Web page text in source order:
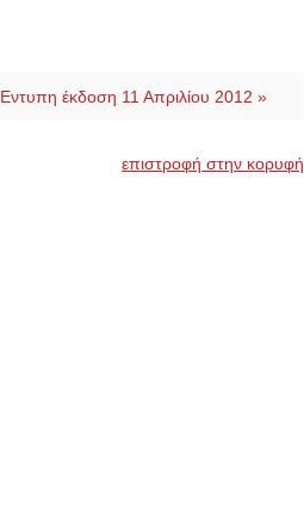
Εντυπη έκδοση 11 Απριλίου 2012 »
επιστροφή στην κορυφή